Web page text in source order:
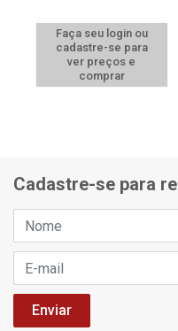
Faça seu login ou
cadastre-se para
ver preços e
comprar
Cadastre-se para